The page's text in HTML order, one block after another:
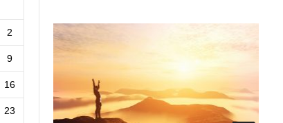
2
9
16
23